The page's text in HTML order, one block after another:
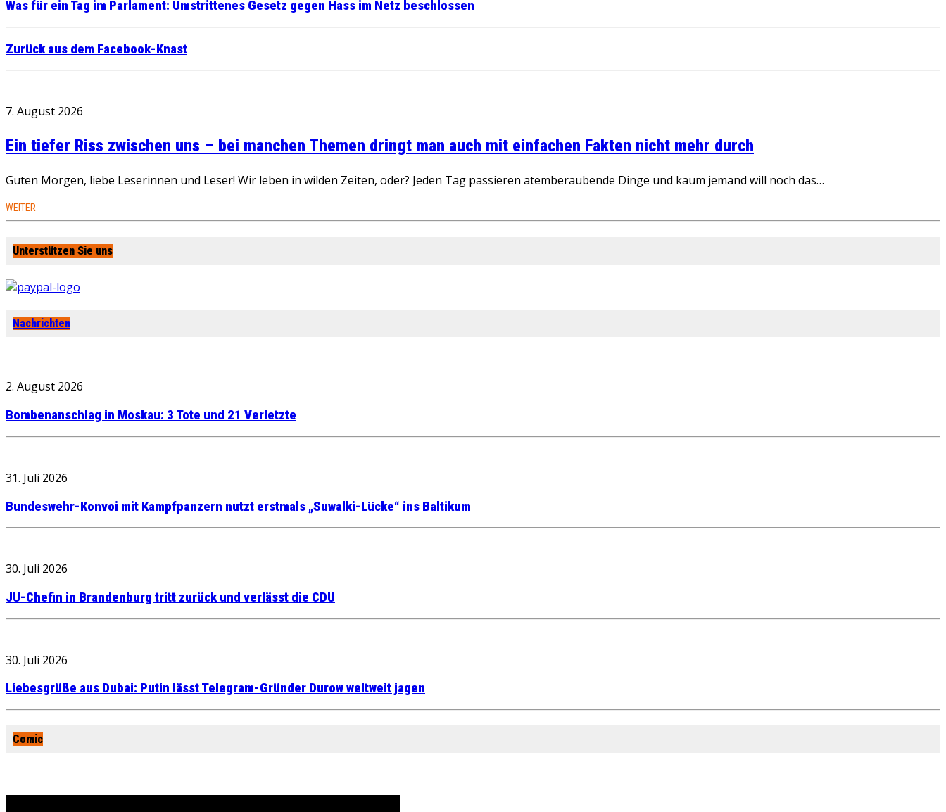
Was für ein Tag im Parlament: Umstrittenes Gesetz gegen Hass im Netz beschlossen
Zurück aus dem Facebook-Knast
7. August 2026
Ein tiefer Riss zwischen uns – bei manchen Themen dringt man auch mit einfachen Fakten nicht mehr durch
Guten Morgen, liebe Leserinnen und Leser! Wir leben in wilden Zeiten, oder? Jeden Tag passieren atemberaubende Dinge und kaum jemand will noch das…
WEITER
Unterstützen Sie uns
Nachrichten
2. August 2026
Bombenanschlag in Moskau: 3 Tote und 21 Verletzte
31. Juli 2026
Bundeswehr-Konvoi mit Kampfpanzern nutzt erstmals „Suwalki-Lücke“ ins Baltikum
30. Juli 2026
JU-Chefin in Brandenburg tritt zurück und verlässt die CDU
30. Juli 2026
Liebesgrüße aus Dubai: Putin lässt Telegram-Gründer Durow weltweit jagen
Comic